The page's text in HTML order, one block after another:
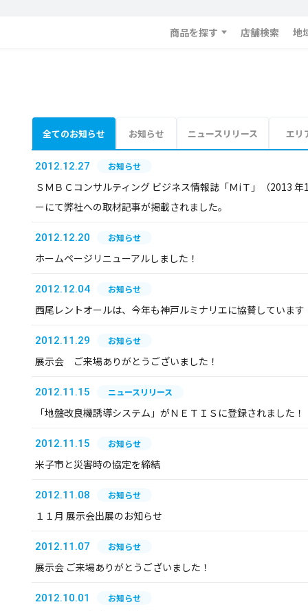
商品を探す 店舗検索 地
全てのお知らせ お知らせ ニュースリリース エリ
2012.12.27 お知らせ
ＳＭＢＣコンサルティング ビジネス情報誌「ＭiＴ」（2013
ーにて弊社への取材記事が掲載されました。
2012.12.20 お知らせ
ホームページリニューアルしました！
2012.12.04 お知らせ
西尾レントオールは、今年も神戸ルミナリエに協賛しています
2012.11.29 お知らせ
展示会 ご来場ありがとうございました！
2012.11.15 ニュースリリース
「地盤改良機誘導システム」がＮＥＴＩＳに登録されました！
2012.11.15 お知らせ
米子市と災害時の協定を締結
2012.11.08 お知らせ
１１月 展示会出展のお知らせ
2012.11.07 お知らせ
展示会 ご来場ありがとうございました！
2012.10.01 お知らせ